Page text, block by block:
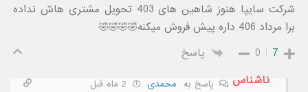
شرکت سایپا هنوز شاهین های 403 تحویل مشتری هاش نداده
برا مرداد 406 داره پیش فروش میکنه🤣🤣🤣🤣
7
0
پاسخ
ناشناس
پاسخ به محمدی